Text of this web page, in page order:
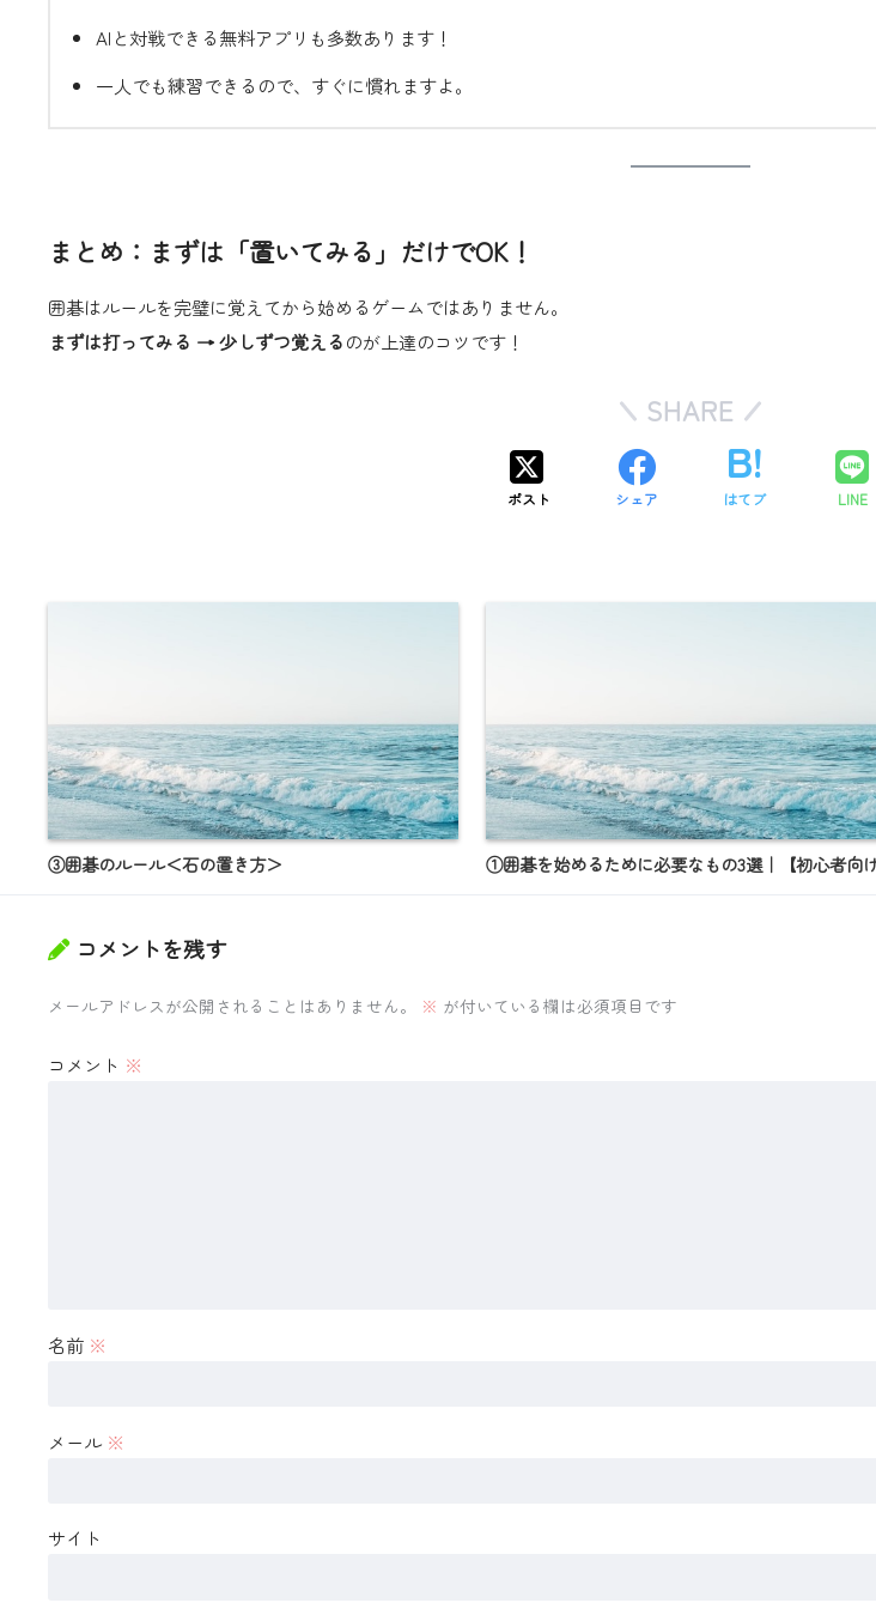
AIと対戦できる無料アプリも多数あります！
一人でも練習できるので、すぐに慣れますよ。
まとめ：まずは「置いてみる」だけでOK！
囲碁はルールを完璧に覚えてから始めるゲームではありません。
まずは打ってみる → 少しずつ覚えるのが上達のコツです！
SHARE
ポスト シェア はてブ LINE
③囲碁のルール＜石の置き方＞ ①囲碁を始めるために必要なもの3選｜【初心者向け
コメントを残す
メールアドレスが公開されることはありません。 ※ が付いている欄は必須項目です
コメント ※
名前 ※
メール ※
サイト